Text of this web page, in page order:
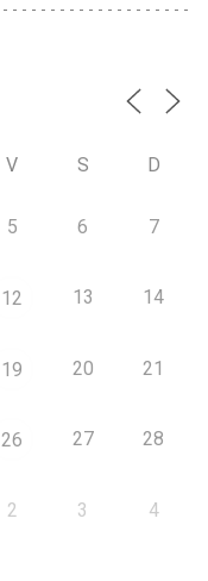
V S D
5 6 7
12 13 14
19 20 21
26 27 28
2 3 4